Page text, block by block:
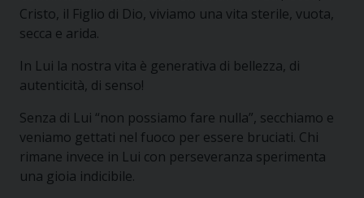
Cristo, il Figlio di Dio, viviamo una vita sterile, vuota,
secca e arida.
In Lui la nostra vita è generativa di bellezza, di
autenticità, di senso!
Senza di Lui “non possiamo fare nulla”, secchiamo e
veniamo gettati nel fuoco per essere bruciati. Chi
rimane invece in Lui con perseveranza sperimenta
una gioia indicibile.